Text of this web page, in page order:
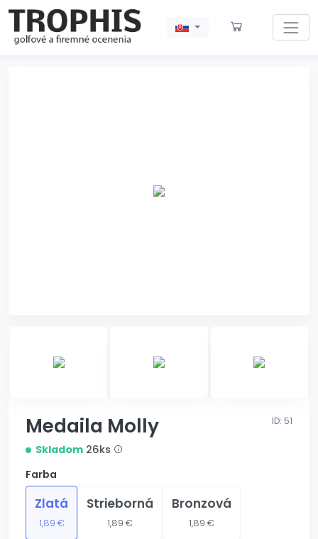
Medaila Molly ID: 51
Skladom 26ks
Farba
Zlatá
1,89 €
Strieborná
1,89 €
Bronzová
1,89 €